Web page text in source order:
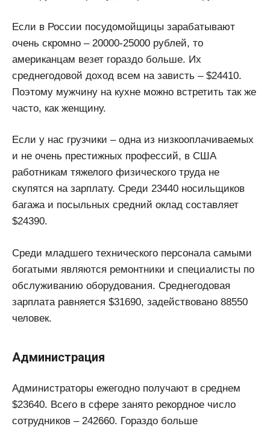
Если в России посудомойщицы зарабатывают
очень скромно – 20000-25000 рублей, то
американцам везет гораздо больше. Их
среднегодовой доход всем на зависть – $24410.
Поэтому мужчину на кухне можно встретить так же
часто, как женщину.
Если у нас грузчики – одна из низкооплачиваемых
и не очень престижных профессий, в США
работникам тяжелого физического труда не
скупятся на зарплату. Среди 23440 носильщиков
багажа и посыльных средний оклад составляет
$24390.
Среди младшего технического персонала самыми
богатыми являются ремонтники и специалисты по
обслуживанию оборудования. Среднегодовая
зарплата равняется $31690, задействовано 88550
человек.
Администрация
Администраторы ежегодно получают в среднем
$23640. Всего в сфере занято рекордное число
сотрудников – 242660. Гораздо больше